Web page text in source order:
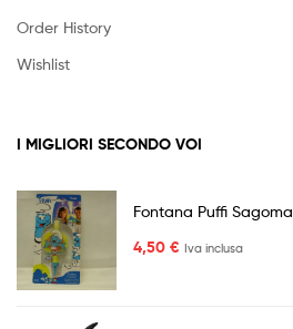
Order History
Wishlist
I MIGLIORI SECONDO VOI
Fontana Puffi Sagoma
4,50 € Iva inclusa